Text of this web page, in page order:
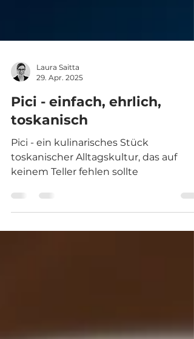
Laura Saitta
Pici - einfach, ehrlich,
toskanisch
Pici - ein kulinarisches Stück
toskanischer Alltagskultur, das auf